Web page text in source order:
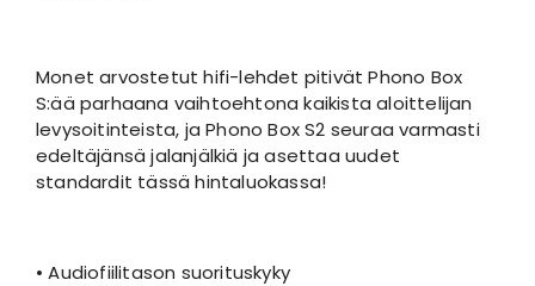
Monet arvostetut hifi-lehdet pitivät Phono Box
S:ää parhaana vaihtoehtona kaikista aloittelijan
levysoitinteista, ja Phono Box S2 seuraa varmasti
edeltäjänsä jalanjälkiä ja asettaa uudet
standardit tässä hintaluokassa!
• Audiofiilitason suorituskyky